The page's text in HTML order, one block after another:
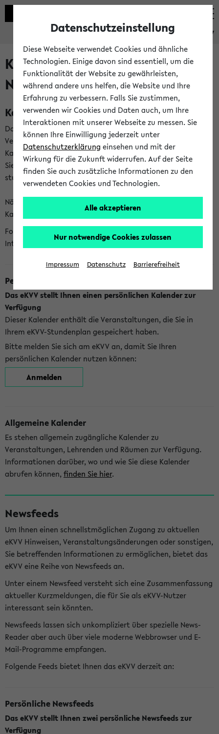
eKVV
Kalenderintegration und
Newsfeeds
Kalenderintegration
Das eKVV bietet Ihnen die Möglichkeit,
Veranstaltungstermine in eine Vielzahl von
Kalenderanwendungen einzubinden. Auf diese Weise können
Sie einen gemeinsamen Überblick über Ihre privaten und
studienbezogenen Termine erhalten.
Näheres zu Vorteilen und Funktionsweise der
Kalenderintegration können Sie auf unserer
Folgende Kalender bietet Ihnen das eKVV derzeit zur
Integration an:
Persönlicher Kalender
Das eKVV stellt Ihnen einen persönlichen Kalender zur
Verfügung
Dieser Kalender enthält die Veranstaltungen, die Sie in
Ihrem eKVV-Stundenplan gespeichert haben.
Bitte melden Sie sich am eKVV an, damit Sie Ihren
persönlichen Kalender nutzen können:
Anmelden
Allgemeine Kalender
Es stehen allgemein zugängliche Kalender zu
Veranstaltungen, Lehrenden und Räumen zur Verfügung.
Informationen darüber, wo und wie Sie diese Kalender
abrufen können, finden Sie hier.
Newsfeeds
Um Ihnen einen schnellstmöglichen Zugang zu aktuellen
eKVV Hinweisen, Veranstaltungsänderungen oder sonstigen,
Sie betreffenden Informationen zu ermöglichen, bietet das
eKVV eine Reihe von Newsfeeds an.
Unter einem Newsfeed versteht sich eine Zusammenfassung
aktueller Kurzmeldungen, die für Sie als eKVV-Nutzer
interessant sein könnten.
Newsfeeds lassen sich unkompliziert über spezielle News-
Reader aber auch über viele moderne Webbrowser und E-
Mail-Programme empfangen.
Folgende Feeds bietet Ihnen das eKVV derzeit an:
Persönliche Newsfeeds
Das eKVV stellt Ihnen zwei persönliche Newsfeeds zur
Verfügung
Datenschutzeinstellung
Diese Webseite verwendet Cookies und ähnliche
Technologien. Einige davon sind essentiell, um die
Funktionalität der Website zu gewährleisten,
während andere uns helfen, die Website und Ihre
Erfahrung zu verbessern. Falls Sie zustimmen,
verwenden wir Cookies und Daten auch, um Ihre
Interaktionen mit unserer Webseite zu messen. Sie
können Ihre Einwilligung jederzeit unter
Datenschutzerklärung einsehen und mit der
Wirkung für die Zukunft widerrufen. Auf der Seite
finden Sie auch zusätzliche Informationen zu den
verwendeten Cookies und Technologien.
Alle akzeptieren
Nur notwendige Cookies zulassen
Impressum Datenschutz Barrierefreiheit